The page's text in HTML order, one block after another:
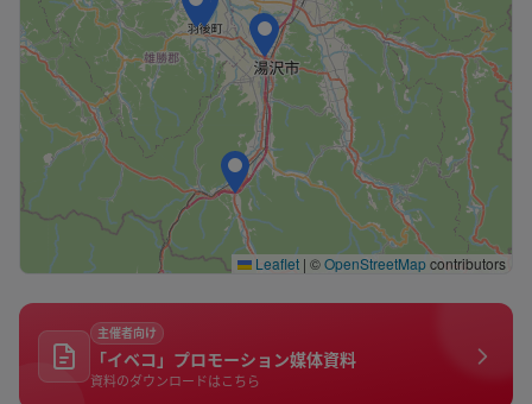
Leaflet | ©OpenStreetMapcontributors
主催者向け
「イベコ」プロモーション媒体資料
資料のダウンロードはこちら